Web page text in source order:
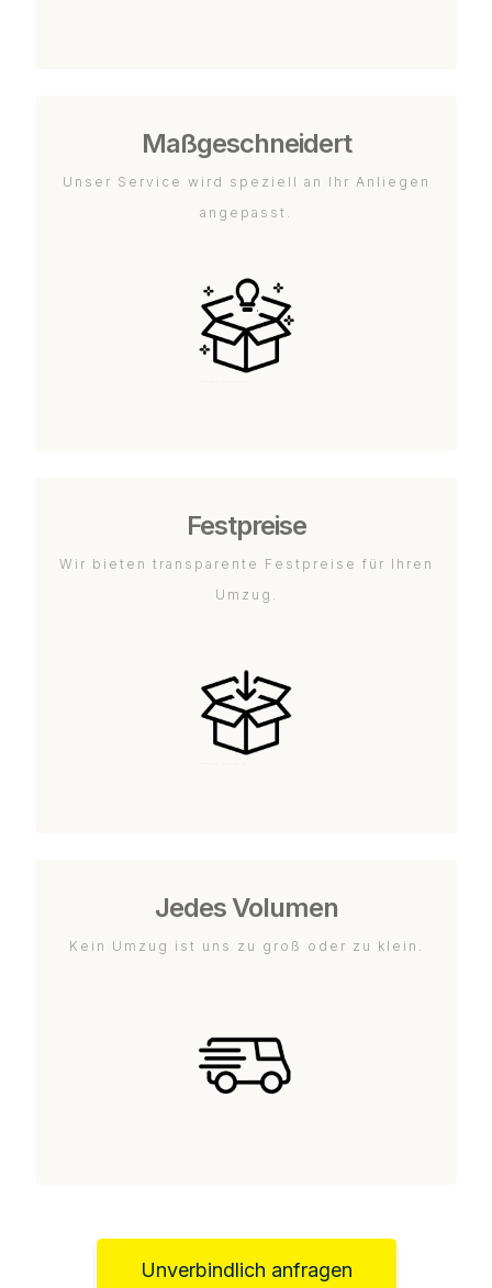
Maßgeschneidert
Unser Service wird speziell an Ihr Anliegen
angepasst.
Festpreise
Wir bieten transparente Festpreise für Ihren
Umzug.
Jedes Volumen
Kein Umzug ist uns zu groß oder zu klein.
Unverbindlich anfragen